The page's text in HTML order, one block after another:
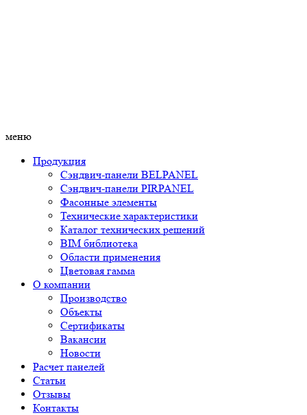
меню
Продукция
Сэндвич-панели BELPANEL
Сэндвич-панели PIRPANEL
Фасонные элементы
Технические характеристики
Каталог технических решений
BIM библиотека
Области применения
Цветовая гамма
О компании
Производство
Объекты
Сертификаты
Вакансии
Новости
Расчет панелей
Статьи
Отзывы
Контакты